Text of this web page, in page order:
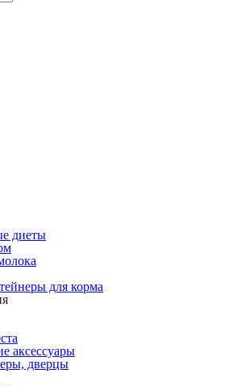
диеты
для корма
аксессуары
дверцы